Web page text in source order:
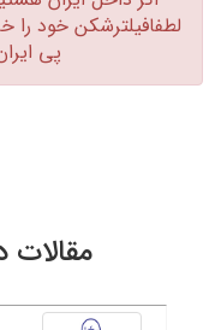
لطفافیلترشکن خود را
پی
مقالات